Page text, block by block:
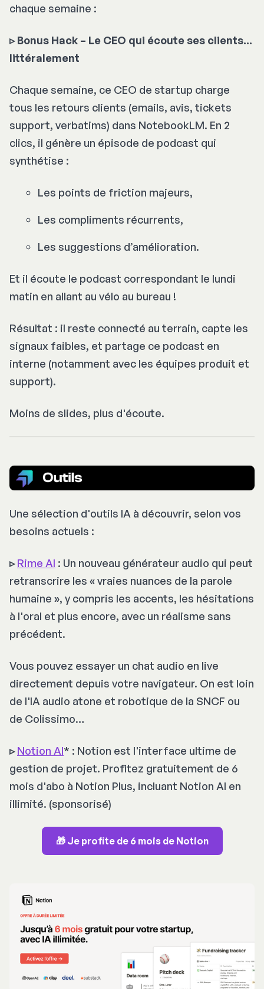
chaque semaine :
▹ Bonus Hack – Le CEO qui écoute ses clients...
littéralement
Chaque semaine, ce CEO de startup charge
tous les retours clients (emails, avis, tickets
support, verbatims) dans NotebookLM. En 2
clics, il génère un épisode de podcast qui
synthétise :
Les points de friction majeurs,
Les compliments récurrents,
Les suggestions d’amélioration.
Et il écoute le podcast correspondant le lundi
matin en allant au vélo au bureau !
Résultat : il reste connecté au terrain, capte les
signaux faibles, et partage ce podcast en
interne (notamment avec les équipes produit et
support).
Moins de slides, plus d'écoute.
Une sélection d'outils IA à découvrir, selon vos
besoins actuels :
▹ Rime AI : Un nouveau générateur audio qui peut
retranscrire les « vraies nuances de la parole
humaine », y compris les accents, les hésitations
à l'oral et plus encore, avec un réalisme sans
précédent.
Vous pouvez essayer un chat audio en live
directement depuis votre navigateur. On est loin
de l'IA audio atone et robotique de la SNCF ou
de Colissimo…
▹ Notion AI* : Notion est l'interface ultime de
gestion de projet. Profitez gratuitement de 6
mois d'abo à Notion Plus, incluant Notion AI en
illimité. (sponsorisé)
🎁 Je profite de 6 mois de Notion